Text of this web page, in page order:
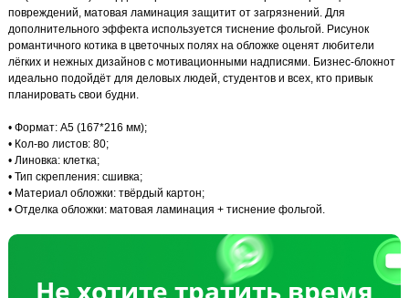
повреждений, матовая ламинация защитит от загрязнений. Для
дополнительного эффекта используется тиснение фольгой. Рисунок
романтичного котика в цветочных полях на обложке оценят любители
лёгких и нежных дизайнов с мотивационными надписями. Бизнес-блокнот
идеально подойдёт для деловых людей, студентов и всех, кто привык
планировать свои будни.
• Формат: А5 (167*216 мм);
• Кол-во листов: 80;
• Линовка: клетка;
• Тип скрепления: сшивка;
• Материал обложки: твёрдый картон;
• Отделка обложки: матовая ламинация + тиснение фольгой.
Не хотите тратить время